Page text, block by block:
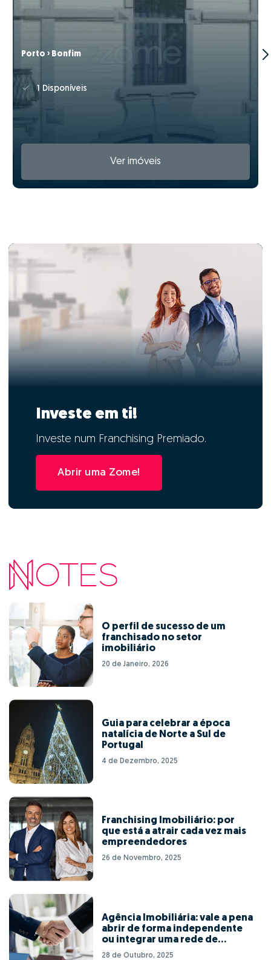
Porto › Bonfim
1 Disponíveis
Ver imóveis
Investe em ti!
Investe num Franchising Premiado.
Abrir uma Zome!
O perfil de sucesso de um
franchisado no setor
imobiliário
20 de Janeiro, 2026
Guia para celebrar a época
natalícia de Norte a Sul de
Portugal
4 de Dezembro, 2025
Franchising Imobiliário: por
que está a atrair cada vez mais
empreendedores
26 de Novembro, 2025
Agência Imobiliária: vale a pena
abrir de forma independente
ou integrar uma rede de
franchising?
28 de Outubro, 2025